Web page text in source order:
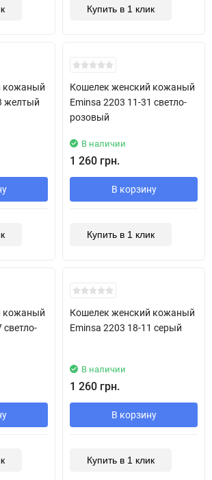
Купить в 1 клик
кожаный
желтый
Кошелек женский кожаный
Eminsa 2203 11-31 светло-
розовый
В наличии
1 260 грн.
В корзину
Купить в 1 клик
кожаный
светло-
Кошелек женский кожаный
Eminsa 2203 18-11 серый
В наличии
1 260 грн.
В корзину
Купить в 1 клик